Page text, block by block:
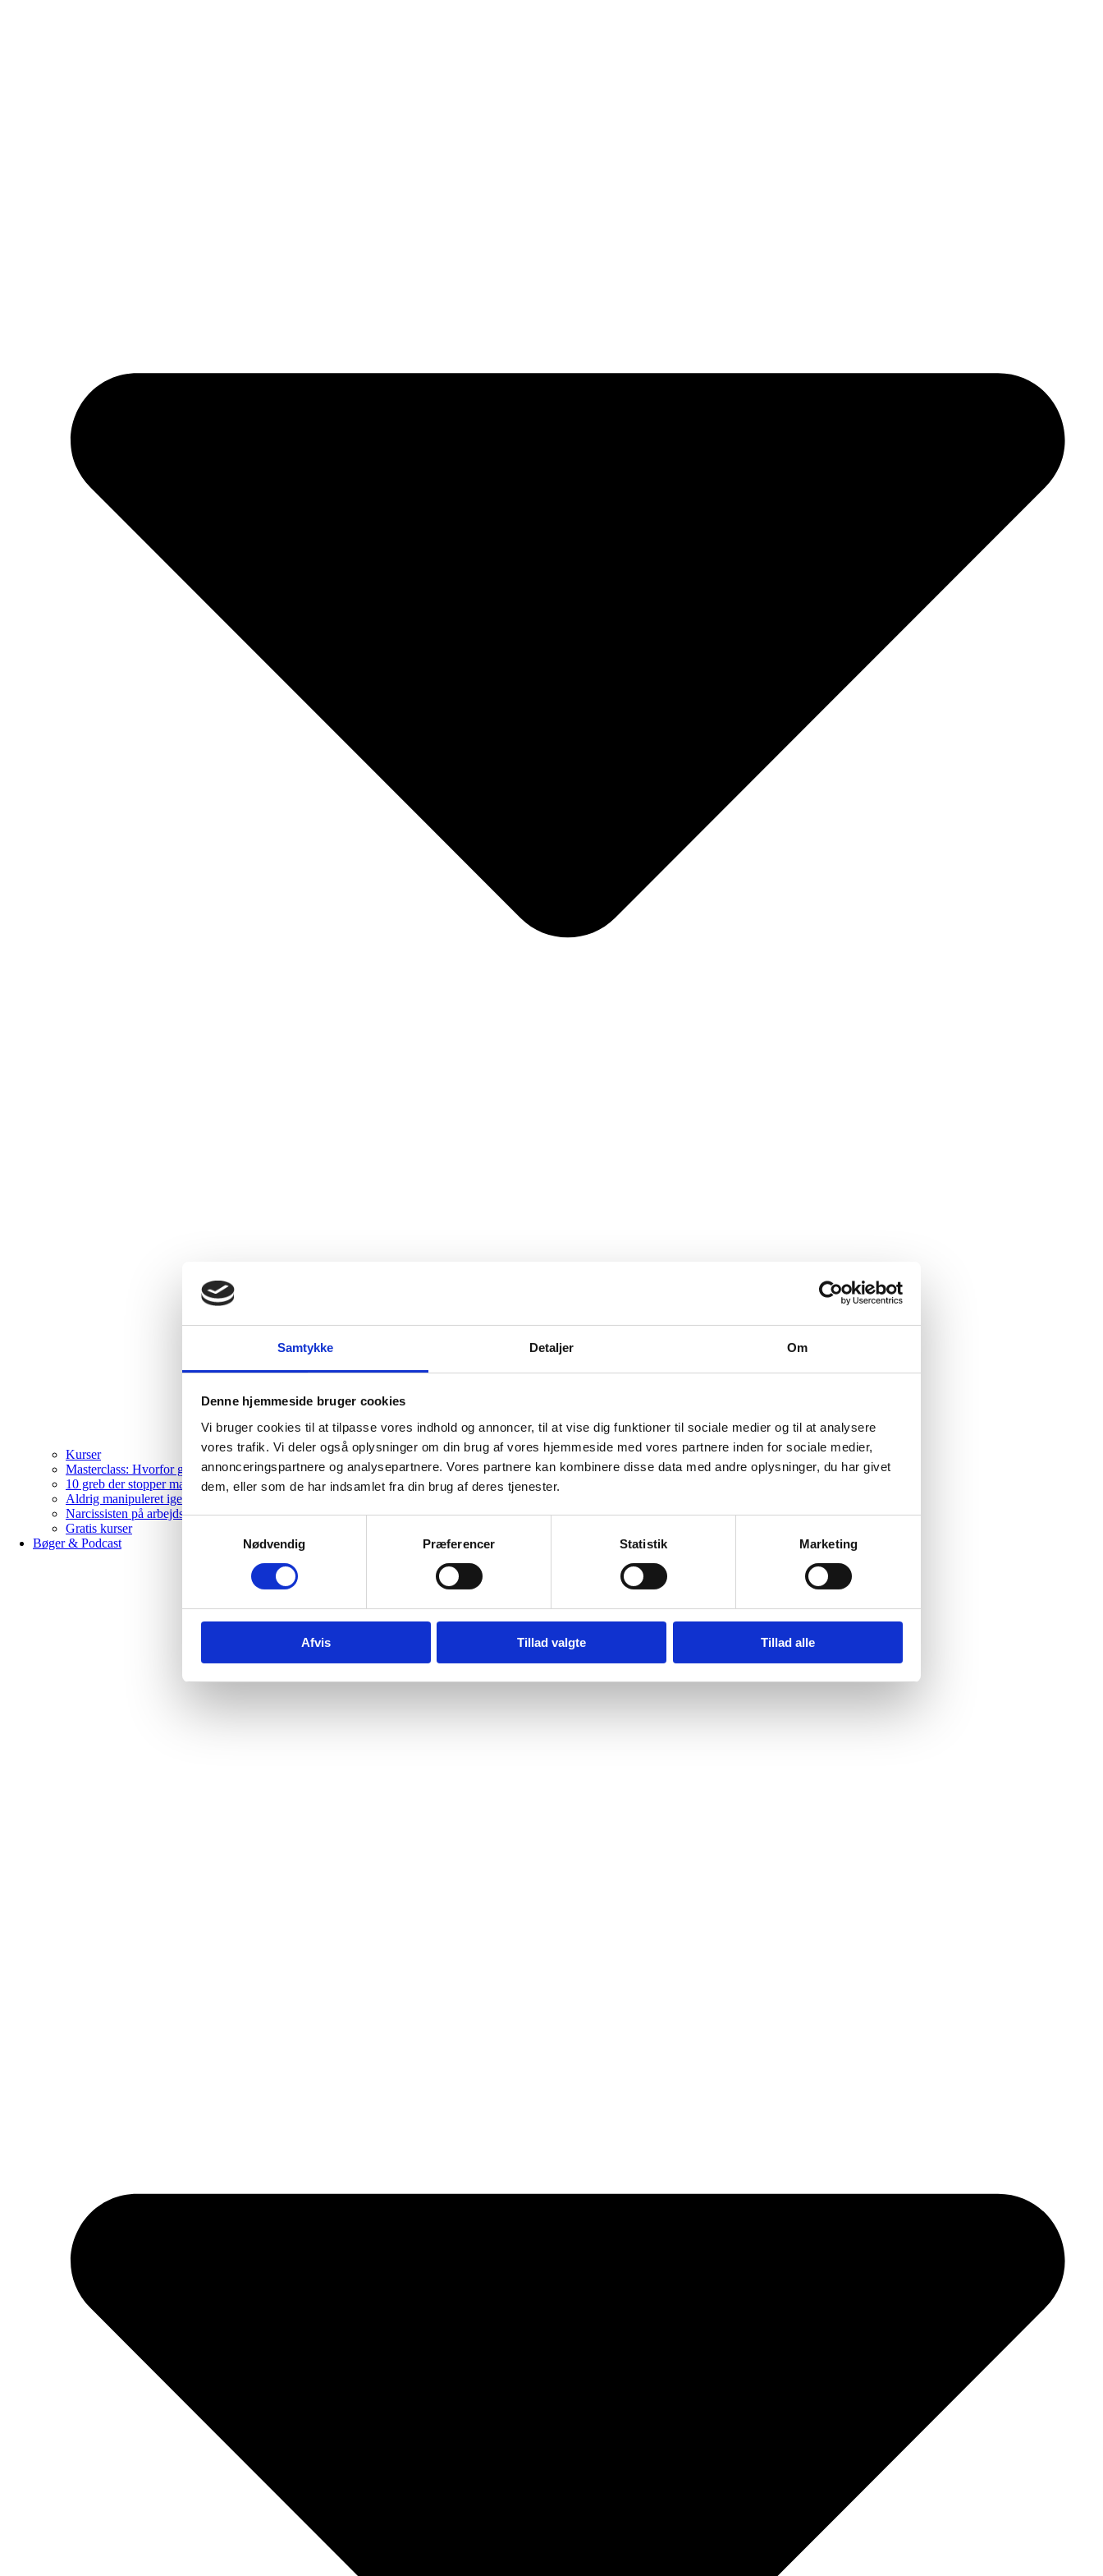
Samtykke Detaljer Om
Denne hjemmeside bruger cookies
Vi bruger cookies til at tilpasse vores indhold og annoncer, til at vise dig funktioner til sociale medier og til at analysere
vores trafik. Vi deler også oplysninger om din brug af vores hjemmeside med vores partnere inden for sociale medier,
annonceringspartnere og analysepartnere. Vores partnere kan kombinere disse data med andre oplysninger, du har givet
dem, eller som de har indsamlet fra din brug af deres tjenester.
Samtykkevalg
Nødvendig
Præferencer Statistik Marketing
Afvis Tillad valgte Tillad alle
Kurser
Masterclass: Hvorfor går du ikke bare?
10 greb der stopper manipulation & psykologiske spil
Aldrig manipuleret igen – 12 ugers helingsforløb
Narcissisten på arbejdspladsen
Gratis kurser
Bøger & Podcast